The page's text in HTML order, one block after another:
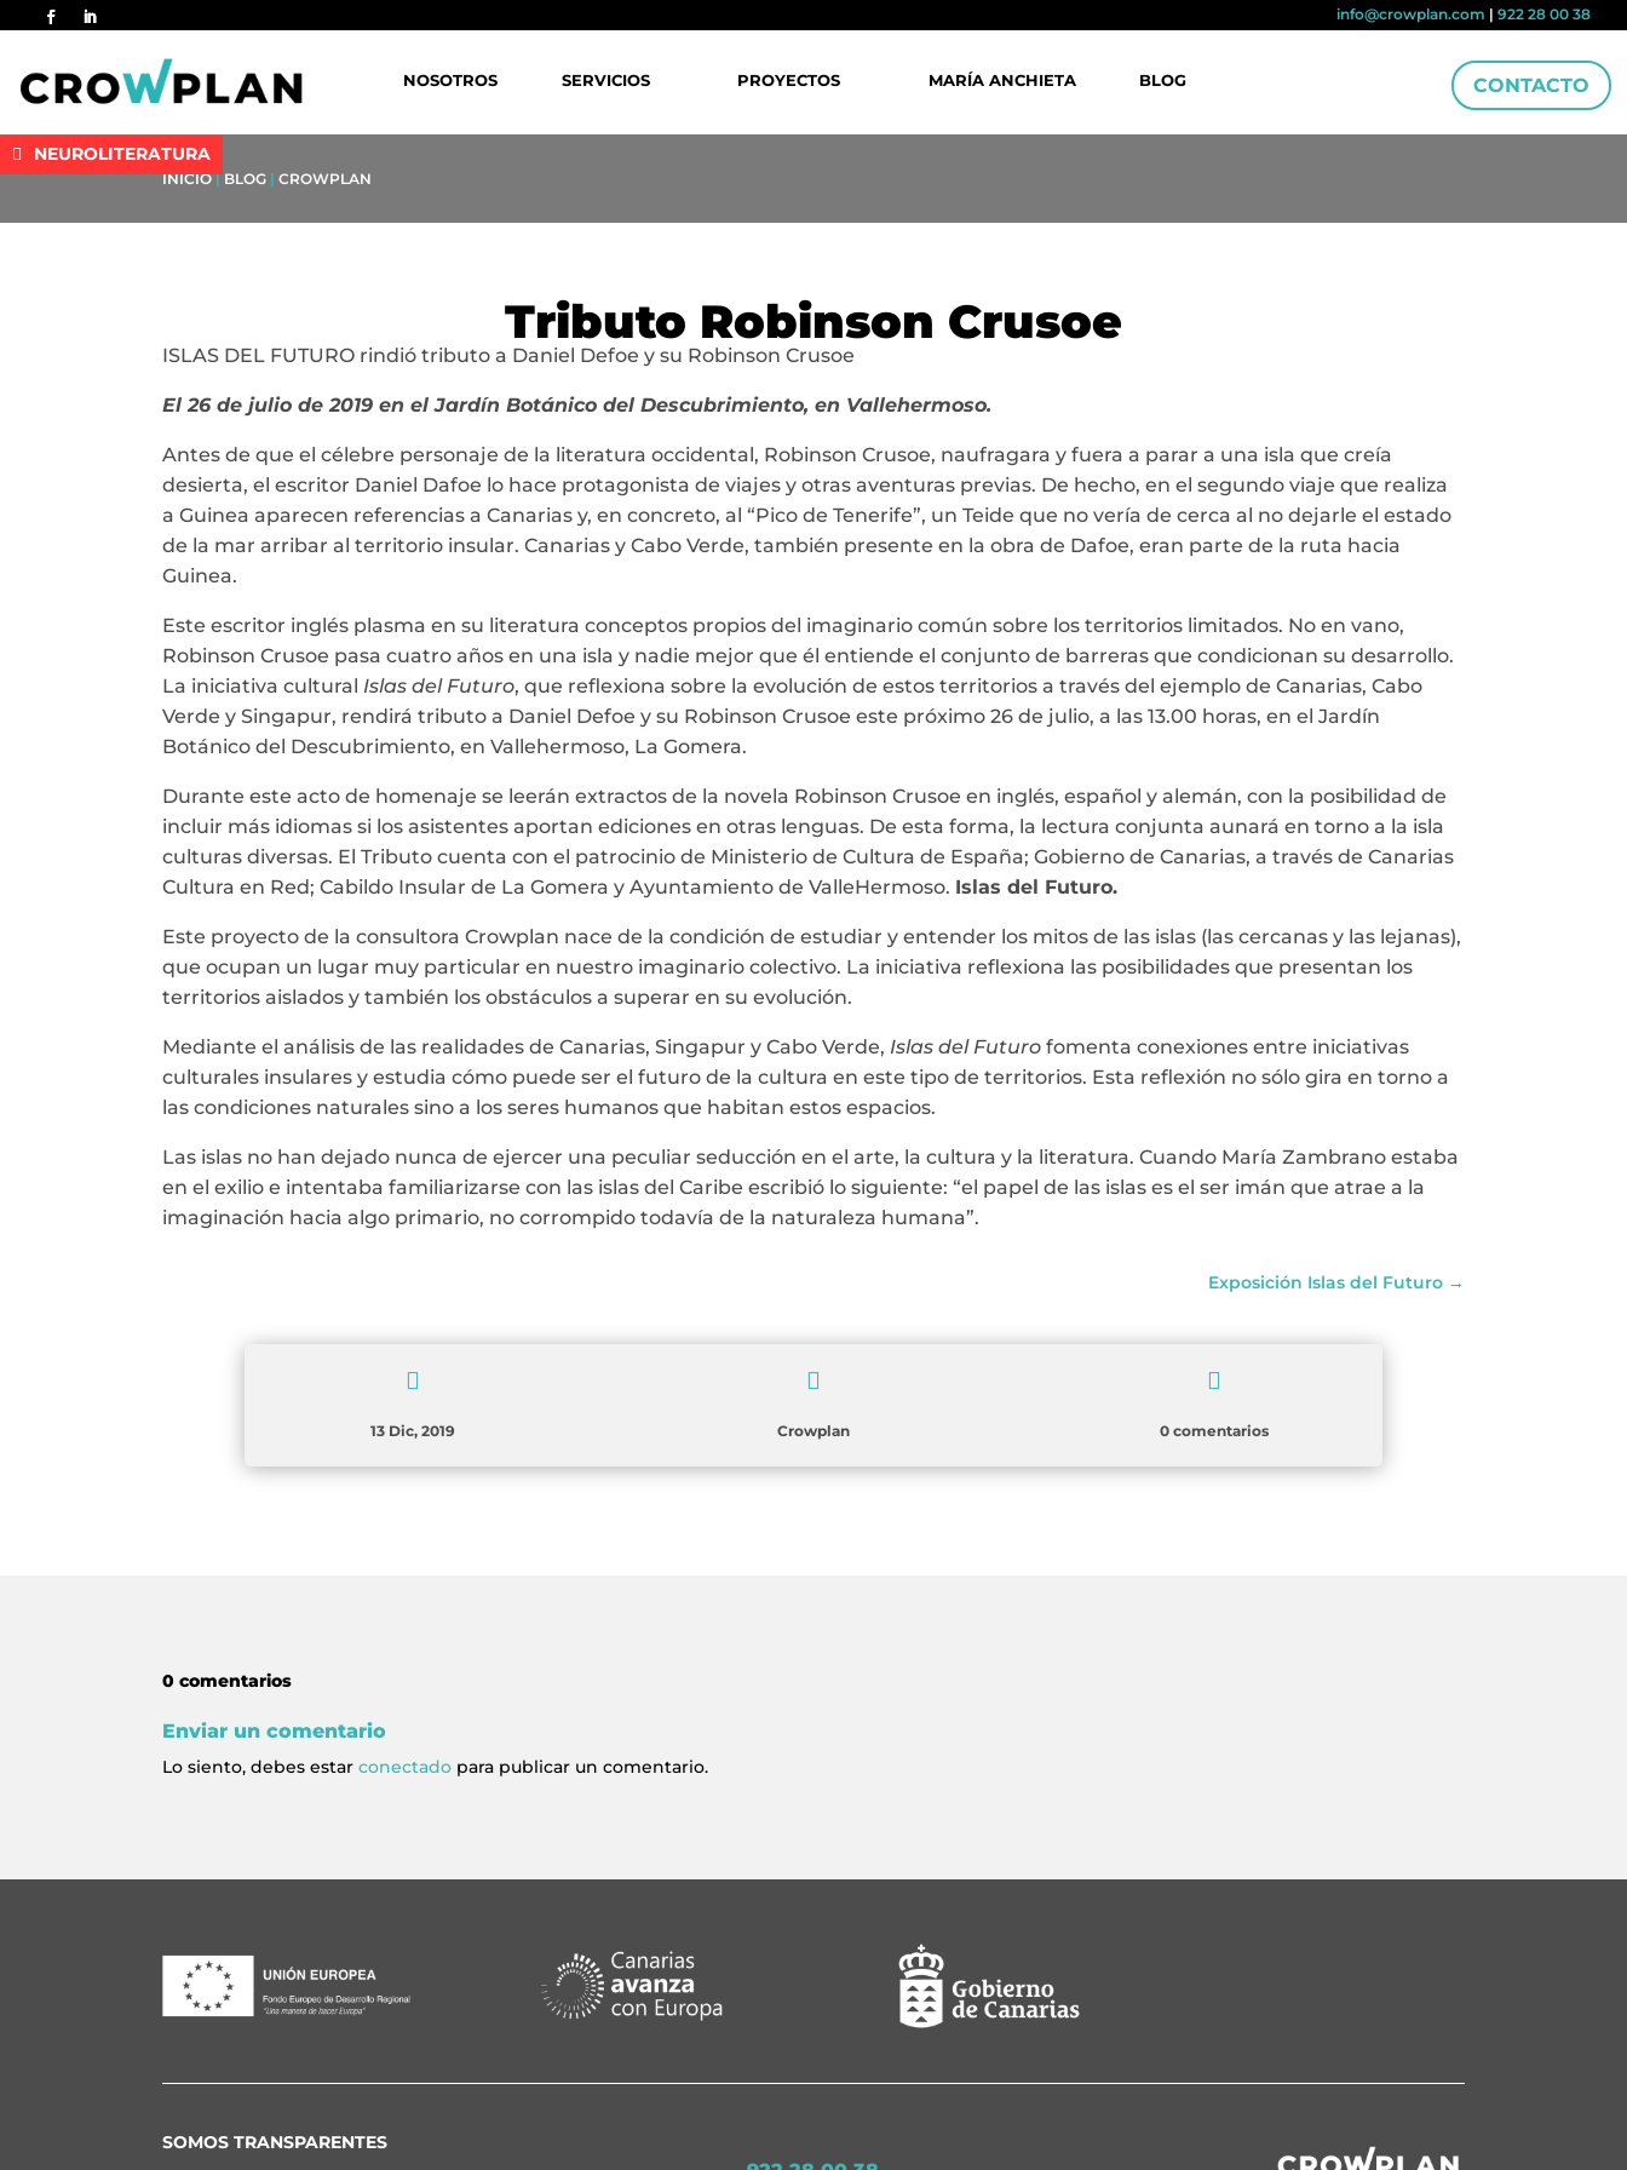
info@crowplan.com | 922 28 00 38
NOSOTROS SERVICIOS PROYECTOS MARÍA ANCHIETA BLOG CONTACTO
NEUROLITERATURA
INICIO|BLOG |CROWPLAN
Tributo Robinson Crusoe
ISLAS DEL FUTURO rindió tributo a Daniel Defoe y su Robinson Crusoe
El 26 de julio de 2019 en el Jardín Botánico del Descubrimiento, en Vallehermoso.
Antes de que el célebre personaje de la literatura occidental, Robinson Crusoe, naufragara y fuera a parar a una isla que creía
desierta, el escritor Daniel Dafoe lo hace protagonista de viajes y otras aventuras previas. De hecho, en el segundo viaje que realiza
a Guinea aparecen referencias a Canarias y, en concreto, al “Pico de Tenerife”, un Teide que no vería de cerca al no dejarle el estado
de la mar arribar al territorio insular. Canarias y Cabo Verde, también presente en la obra de Dafoe, eran parte de la ruta hacia
Guinea.
Este escritor inglés plasma en su literatura conceptos propios del imaginario común sobre los territorios limitados. No en vano,
Robinson Crusoe pasa cuatro años en una isla y nadie mejor que él entiende el conjunto de barreras que condicionan su desarrollo.
La iniciativa cultural Islas del Futuro, que reflexiona sobre la evolución de estos territorios a través del ejemplo de Canarias, Cabo
Verde y Singapur, rendirá tributo a Daniel Defoe y su Robinson Crusoe este próximo 26 de julio, a las 13.00 horas, en el Jardín
Botánico del Descubrimiento, en Vallehermoso, La Gomera.
Durante este acto de homenaje se leerán extractos de la novela Robinson Crusoe en inglés, español y alemán, con la posibilidad de
incluir más idiomas si los asistentes aportan ediciones en otras lenguas. De esta forma, la lectura conjunta aunará en torno a la isla
culturas diversas. El Tributo cuenta con el patrocinio de Ministerio de Cultura de España; Gobierno de Canarias, a través de Canarias
Cultura en Red; Cabildo Insular de La Gomera y Ayuntamiento de ValleHermoso. Islas del Futuro.
Este proyecto de la consultora Crowplan nace de la condición de estudiar y entender los mitos de las islas (las cercanas y las lejanas),
que ocupan un lugar muy particular en nuestro imaginario colectivo. La iniciativa reflexiona las posibilidades que presentan los
territorios aislados y también los obstáculos a superar en su evolución.
Mediante el análisis de las realidades de Canarias, Singapur y Cabo Verde, Islas del Futuro fomenta conexiones entre iniciativas
culturales insulares y estudia cómo puede ser el futuro de la cultura en este tipo de territorios. Esta reflexión no sólo gira en torno a
las condiciones naturales sino a los seres humanos que habitan estos espacios.
Las islas no han dejado nunca de ejercer una peculiar seducción en el arte, la cultura y la literatura. Cuando María Zambrano estaba
en el exilio e intentaba familiarizarse con las islas del Caribe escribió lo siguiente: “el papel de las islas es el ser imán que atrae a la
imaginación hacia algo primario, no corrompido todavía de la naturaleza humana”.
Exposición Islas del Futuro→

13 Dic, 2019

Crowplan

0 comentarios
0 comentarios
Enviar un comentario
Lo siento, debes estarconectado para publicar un comentario.
SOMOS TRANSPARENTES